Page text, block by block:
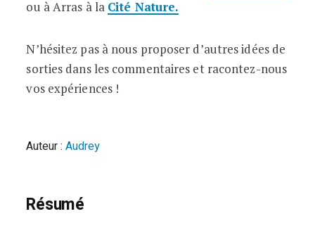
ou à Arras à la Cité Nature.
N’hésitez pas à nous proposer d’autres idées de
sorties dans les commentaires et racontez-nous
vos expériences !
Auteur :Audrey
Résumé